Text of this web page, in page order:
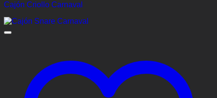
Cajón Criollo Carnaval